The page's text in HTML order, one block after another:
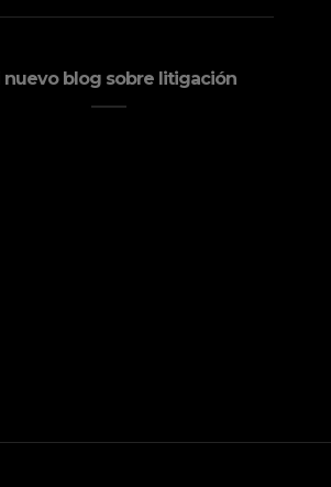
nuevo blog sobre litigación